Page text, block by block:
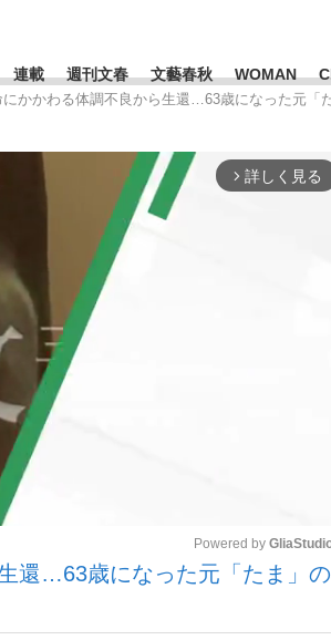
代表監督に...
い
連載 週刊文春 文藝春秋 WOMAN
一覧
早苗 #後藤真希
かかわる体調不良から生還…63歳になった元「
arrow_forward_ios 詳しく見る
Powered by
還…63歳になった元「たま」